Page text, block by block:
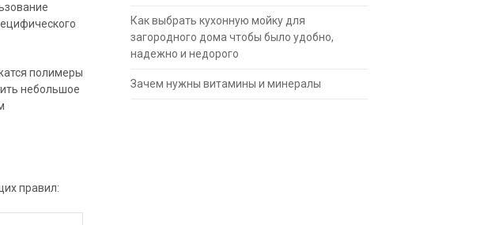
полимеры
небольшое
правил:
Как выбрать кухонную мойку для
загородного дома чтобы было удобно,
надежно и недорого
Зачем нужны витамины и минералы